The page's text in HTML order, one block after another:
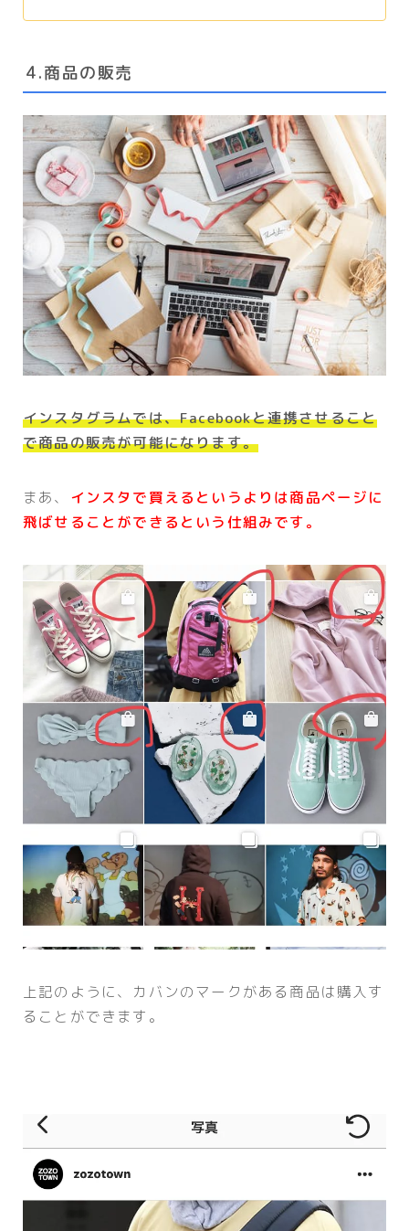
4.商品の販売
インスタグラムでは、Facebookと連携させること
で商品の販売が可能になります。
まあ、 イ ンスタで買えるというよりは商品ページに
飛ばせることができるという仕組みです。
上記のように、カバンのマークがある商品は購入す
ることができます。